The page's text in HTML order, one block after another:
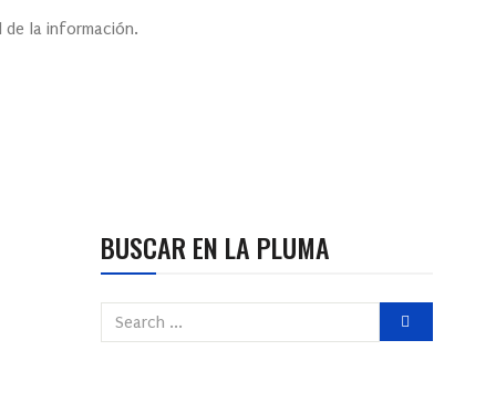
de la información.
BUSCAR EN LA PLUMA